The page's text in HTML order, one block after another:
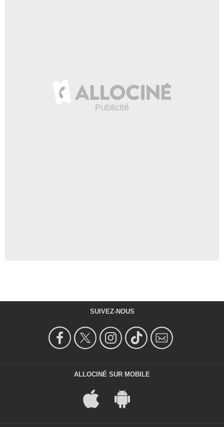
SUIVEZ-NOUS
ALLOCINÉ SUR MOBILE